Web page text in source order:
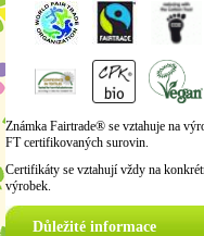
Známka Fairtrade® se vztahuje na
FT certifikovaných surovin.
Certifikáty se vztahují vždy na
výrobek.
Důležité informace